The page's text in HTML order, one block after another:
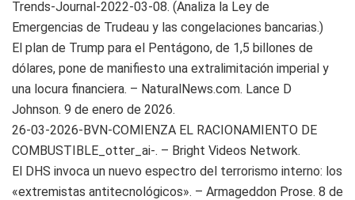
Trends-Journal-2022-03-08. (Analiza la Ley de
Emergencias de Trudeau y las congelaciones bancarias.)
El plan de Trump para el Pentágono, de 1,5 billones de
dólares, pone de manifiesto una extralimitación imperial y
una locura financiera. – NaturalNews.com. Lance D
Johnson. 9 de enero de 2026.
26-03-2026-BVN-COMIENZA EL RACIONAMIENTO DE
COMBUSTIBLE_otter_ai-. – Bright Videos Network.
El DHS invoca un nuevo espectro del terrorismo interno: los
«extremistas antitecnológicos». – Armageddon Prose. 8 de